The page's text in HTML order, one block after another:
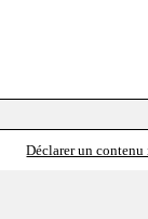
Déclarer un